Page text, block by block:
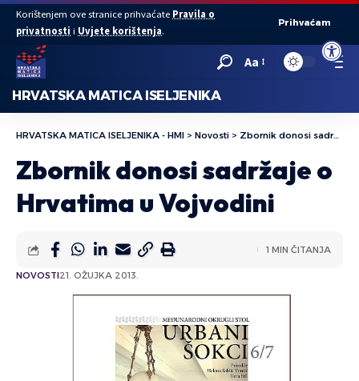
Open
Korištenjem ove stranice prihvaćate Pravila o
privatnosti i Uvjete korištenja.
Prihvaćam
Aa
HRVATSKA MATICA ISELJENIKA
HRVATSKA MATICA ISELJENIKA - HMI > Novosti > Zbornik donosi sadržaje o Hrvatima u Vojvodini
Zbornik donosi sadržaje o
Hrvatima u Vojvodini
NOVOSTI21. OŽUJKA 2013.
1 MIN ČITANJA